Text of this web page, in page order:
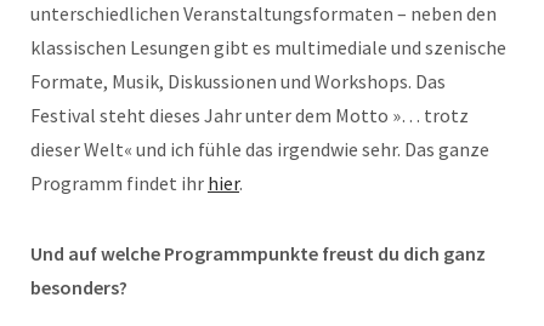
unterschiedlichen Veranstaltungsformaten – neben den
klassischen Lesungen gibt es multimediale und szenische
Formate, Musik, Diskussionen und Workshops. Das
Festival steht dieses Jahr unter dem Motto »… trotz
dieser Welt« und ich fühle das irgendwie sehr. Das ganze
Programm findet ihr hier.
Und auf welche Programmpunkte freust du dich ganz
besonders?